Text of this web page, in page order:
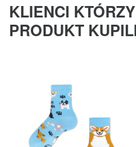
KLIENCI
PRODUKT